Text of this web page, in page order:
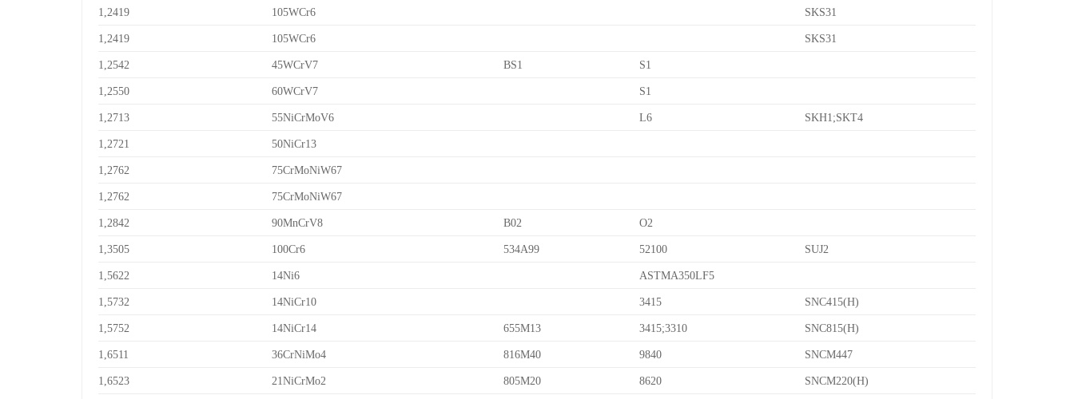
1,2419 105WCr6 SKS31
1,2419 105WCr6 SKS31
1,2542 45WCrV7 BS1 S1
1,2550 60WCrV7 S1
1,2713 55NiCrMoV6 L6 SKH1;SKT4
1,2721 50NiCr13
1,2762 75CrMoNiW67
1,2762 75CrMoNiW67
1,2842 90MnCrV8 B02 O2
1,3505 100Cr6 534A99 52100 SUJ2
1,5622 14Ni6 ASTMA350LF5
1,5732 14NiCr10 3415 SNC415(H)
1,5752 14NiCr14 655M13 3415;3310 SNC815(H)
1,6511 36CrNiMo4 816M40 9840 SNCM447
1,6523 21NiCrMo2 805M20 8620 SNCM220(H)